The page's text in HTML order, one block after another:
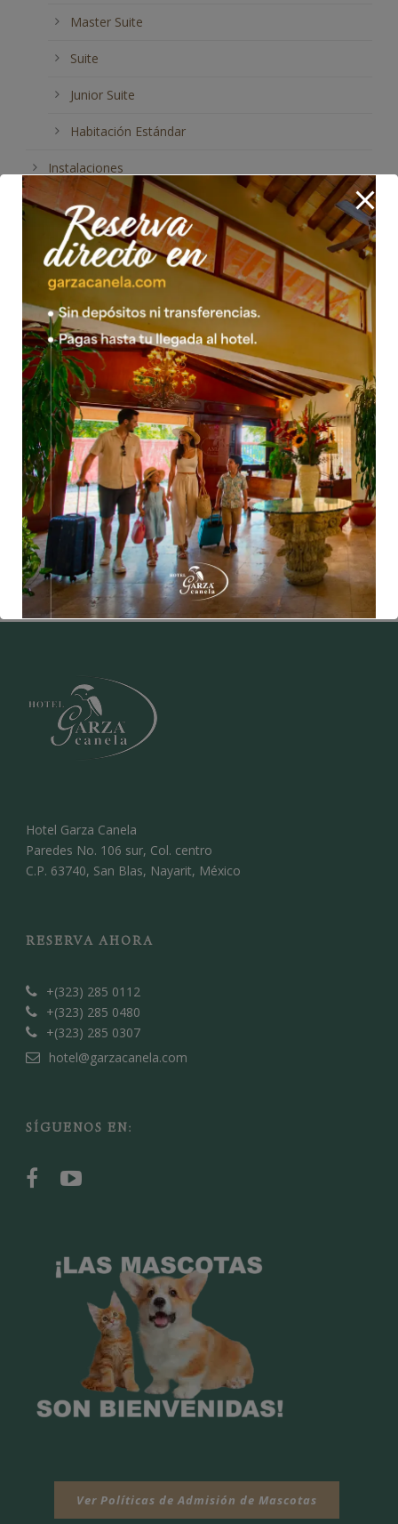
Master Suite
Suite
Junior Suite
Habitación Estándar
Instalaciones
Restaurante Bar El Delfín
Eventos
Bodas
Eventos Sociales y de negocios
Descubre San Blas
Información general
Puerto de San Blas
Paraíso de las Aves
Aventuras entre esteros y manglares
Pesca, Surf, Ballenas y Playas
Contáctanos
Hotel Garza Canela
Paredes No. 106 sur, Col. centro
C.P. 63740, San Blas, Nayarit, México
RESERVA AHORA
+(323) 285 0112
+(323) 285 0480
+(323) 285 0307
hotel@garzacanela.com
SÍGUENOS EN: